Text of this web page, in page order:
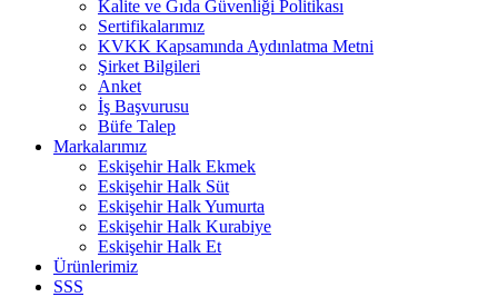
Kalite ve Gıda Güvenliği Politikası
Sertifikalarımız
KVKK Kapsamında Aydınlatma Metni
Şirket Bilgileri
Anket
İş Başvurusu
Büfe Talep
Markalarımız
Eskişehir Halk Ekmek
Eskişehir Halk Süt
Eskişehir Halk Yumurta
Eskişehir Halk Kurabiye
Eskişehir Halk Et
Ürünlerimiz
SSS